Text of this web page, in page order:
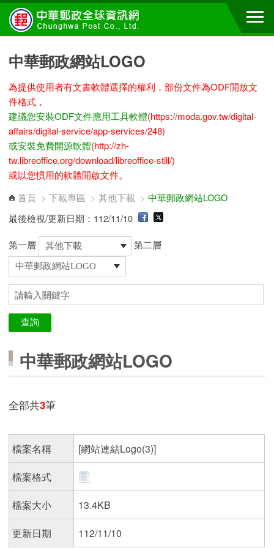
跳到主要內容區塊
中華郵政網站LOGO
為提供使用者有文書軟體選擇的權利，部份文件為ODF開放文
件格式，
建議您安裝ODF文件應用工具軟體(https://moda.gov.tw/digital-
affairs/digital-service/app-services/248)
或安裝免費開源軟體(http://zh-
tw.libreoffice.org/download/libreoffice-still/)
或以您慣用的軟體開啟文件。
首頁 >下載專區 >其他下載 >中華郵政網站LOGO
最後檢視/更新日期：112/11/10
第一層 第二層
中華郵政網站LOGO
全部共3筆
檔案名稱
[網站連結Logo(3)]
檔案格式
檔案大小
13.4KB
更新日期
112/11/10